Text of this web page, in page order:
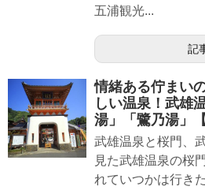
五浦観光...
記
情緒ある佇まい
しい温泉！武雄
湯」「鷺乃湯」
武雄温泉と桜門、
見た武雄温泉の桜
れていつかは行き